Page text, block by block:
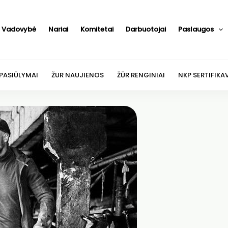
Vadovybė Nariai Komitetai Darbuotojai Paslaugos
ŽUR NAUJIENOS ŽŪR RENGINIAI NKP